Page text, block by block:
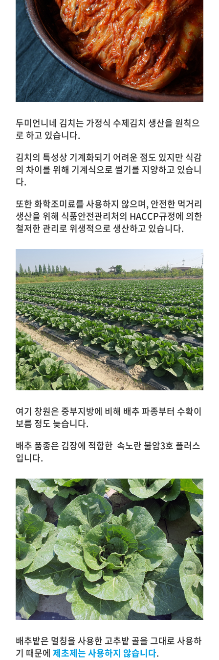
두미언니네 김치는 가정식 수제김치 생산을 원칙으
로 하고 있습니다.
김치의 특성상 기계화되기 어려운 점도 있지만 식감
의 차이를 위해 기계식으로 썰기를 지양하고 있습니
다.
또한 화학조미료를 사용하지 않으며, 안전한 먹거리
생산을 위해 식품안전관리처의 HACCP규정에 의한
철저한 관리로 위생적으로 생산하고 있습니다.
여기 창원은 중부지방에 비해 배추 파종부터 수확이
보름 정도 늦습니다.
배추 품종은 김장에 적합한 속노란 불암3호 플러스
입니다.
배추밭은 멀칭을 사용한 고추밭 골을 그대로 사용하
기 때문에 제초제는 사용하지 않습니다.